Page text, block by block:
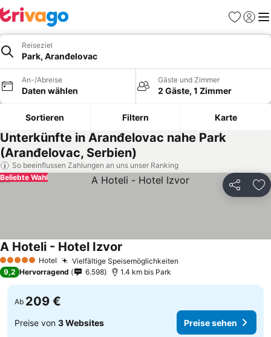
Favoriten
Reiseziel
Park, Aranđelovac
An-/Abreise
Daten wählen
Gäste und Zimmer
2 Gäste, 1 Zimmer
Sortieren Filtern Karte
Unterkünfte in Aranđelovac nahe Park
(Aranđelovac, Serbien)
So beeinflussen Zahlungen an uns unser Ranking
Teilen
Beliebte Wahl
5 Sterne Hotel Vielfältige Speisemöglichkeiten
A Hoteli - Hotel Izvor
9,2 Hervorragend 6.598 1.4 km bis Park
Ab 209 €
Preise von 3 Websites Preise sehen